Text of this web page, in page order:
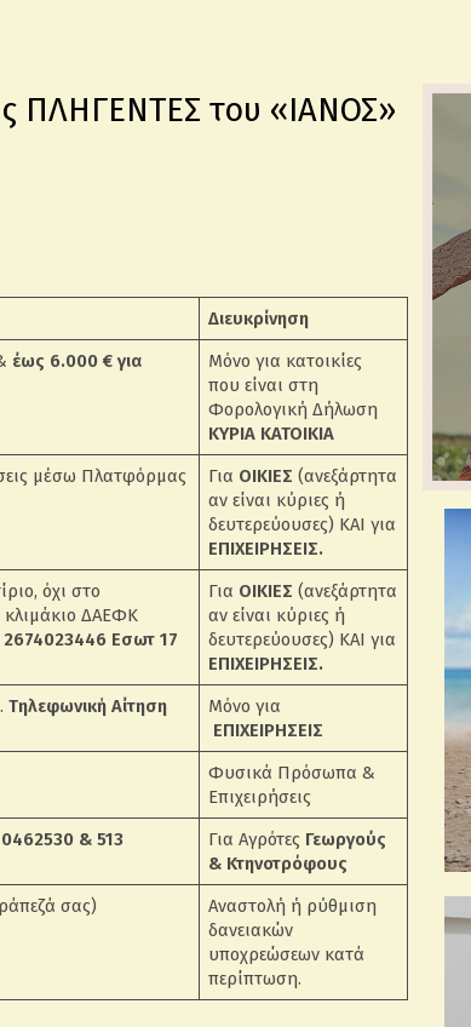
ΠΛΗΓΕΝΤΕΣ του «ΙΑΝΟΣ»
Διευκρίνηση
έως 6.000 € για
Μόνο για κατοικίες
που είναι στη
Φορολογική Δήλωση
ΚΥΡΙΑ ΚΑΤΟΙΚΙΑ
μέσω Πλατφόρμας
Για ΟΙΚΙΕΣ(ανεξάρτητα
αν είναι κύριες ή
δευτερεύουσες) ΚΑΙ για
ΕΠΙΧΕΙΡΗΣΕΙΣ.
όχι στο
κλιμάκιο ΔΑΕΦΚ
Εσωτ 17
Για ΟΙΚΙΕΣ(ανεξάρτητα
αν είναι κύριες ή
δευτερεύουσες) ΚΑΙ για
ΕΠΙΧΕΙΡΗΣΕΙΣ.
Τηλεφωνική Αίτηση
Μόνο για
ΕΠΙΧΕΙΡΗΣΕΙΣ
Φυσικά Πρόσωπα &
Επιχειρήσεις
& 513 Για Αγρότες Γεωργούς
& Κτηνοτρόφους
σας)
Αναστολή ή ρύθμιση
δανειακών
υποχρεώσεων κατά
περίπτωση.